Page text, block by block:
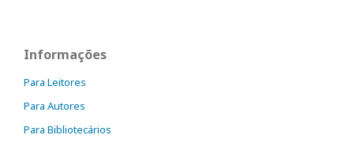
Informações
Para Leitores
Para Autores
Para Bibliotecários